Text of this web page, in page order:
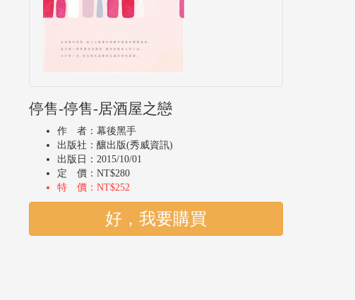
停售-停售-居酒屋之戀
作 者：幕後黑手
出版社：釀出版(秀威資訊)
出版日：2015/10/01
定 價：NT$280
特 價：NT$252
好，我要購買